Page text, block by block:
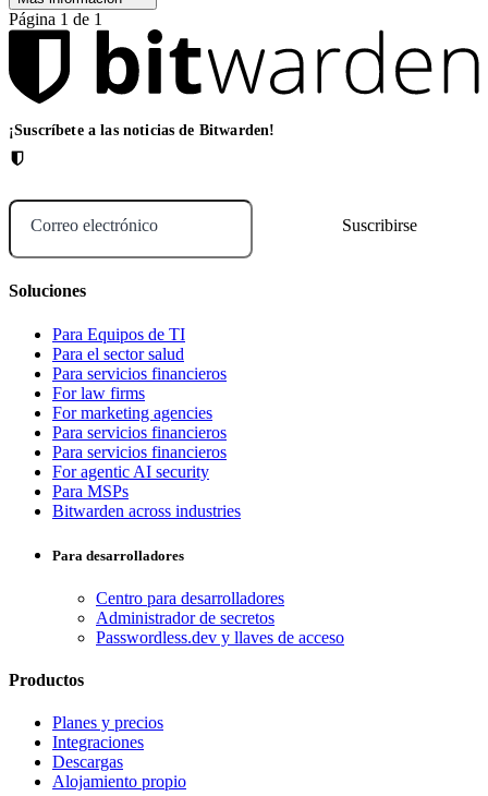
Página 1 de 1
¡Suscríbete a las noticias de Bitwarden!
Correo electrónico
Soluciones
Para Equipos de TI
Para el sector salud
Para servicios financieros
For law firms
For marketing agencies
Para servicios financieros
Para servicios financieros
For agentic AI security
Para MSPs
Bitwarden across industries
Para desarrolladores
Centro para desarrolladores
Administrador de secretos
Passwordless.dev y llaves de acceso
Productos
Planes y precios
Integraciones
Descargas
Alojamiento propio